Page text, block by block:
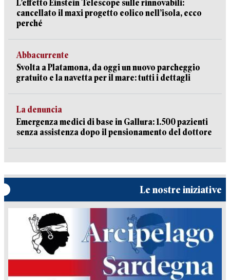
L’effetto Einstein Telescope sulle rinnovabili:
cancellato il maxi progetto eolico nell’isola, ecco
perché
Abbacurrente
Svolta a Platamona, da oggi un nuovo parcheggio
gratuito e la navetta per il mare: tutti i dettagli
La denuncia
Emergenza medici di base in Gallura: 1.500 pazienti
senza assistenza dopo il pensionamento del dottore
Le nostre iniziative